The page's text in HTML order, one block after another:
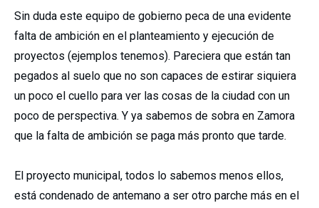
Sin duda este equipo de gobierno peca de una evidente
falta de ambición en el planteamiento y ejecución de
proyectos (ejemplos tenemos). Pareciera que están tan
pegados al suelo que no son capaces de estirar siquiera
un poco el cuello para ver las cosas de la ciudad con un
poco de perspectiva. Y ya sabemos de sobra en Zamora
que la falta de ambición se paga más pronto que tarde.
El proyecto municipal, todos lo sabemos menos ellos,
está condenado de antemano a ser otro parche más en el